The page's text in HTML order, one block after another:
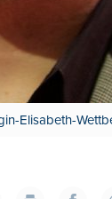
Elisabeth-